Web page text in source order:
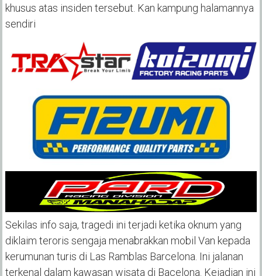
khusus atas insiden tersebut. Kan kampung halamannya
sendiri
Sekilas info saja, tragedi ini terjadi ketika oknum yang
diklaim teroris sengaja menabrakkan mobil Van kepada
kerumunan turis di Las Ramblas Barcelona. Ini jalanan
terkenal dalam kawasan wisata di Bacelona. Kejadian ini